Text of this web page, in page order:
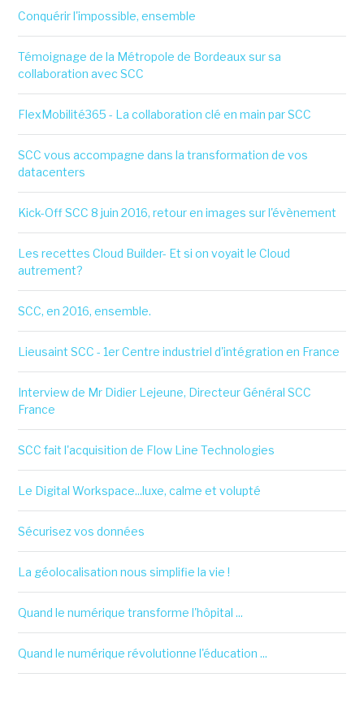
Conquérir l'impossible, ensemble
Témoignage de la Métropole de Bordeaux sur sa
collaboration avec SCC
FlexMobilité365 - La collaboration clé en main par SCC
SCC vous accompagne dans la transformation de vos
datacenters
Kick-Off SCC 8 juin 2016, retour en images sur l'évènement
Les recettes Cloud Builder- Et si on voyait le Cloud
autrement?
SCC, en 2016, ensemble.
Lieusaint SCC - 1er Centre industriel d'intégration en France
Interview de Mr Didier Lejeune, Directeur Général SCC
France
SCC fait l'acquisition de Flow Line Technologies
Le Digital Workspace...luxe, calme et volupté
Sécurisez vos données
La géolocalisation nous simplifie la vie !
Quand le numérique transforme l'hôpital ...
Quand le numérique révolutionne l'éducation ...